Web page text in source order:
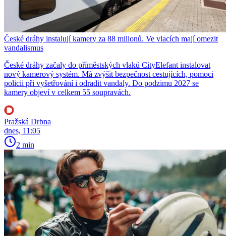
České dráhy instalují kamery za 88 milionů. Ve vlacích mají omezit
vandalismus
České dráhy začaly do příměstských vlaků CityElefant instalovat
nový kamerový systém. Má zvýšit bezpečnost cestujících, pomoci
policii při vyšetřování i odradit vandaly. Do podzimu 2027 se
kamery objeví v celkem 55 soupravách.
Pražská Drbna
dnes, 11:05
2 min